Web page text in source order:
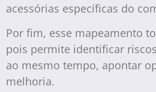
acessórias específicas do
Por fim, esse mapeamento
pois permite identificar
ao mesmo tempo, apontar
melhoria.